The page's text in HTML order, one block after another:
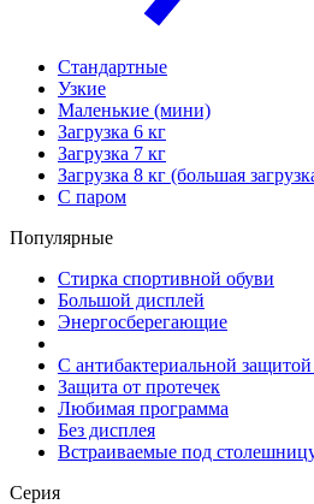
Стандартные
Узкие
Маленькие (мини)
Загрузка 6 кг
Загрузка 7 кг
Загрузка 8 кг (большая
С паром
Популярные
Стирка спортивной обуви
Большой дисплей
Энергосберегающие
С антибактериальной
Защита от протечек
Любимая программа
Без дисплея
Встраиваемые под
Серия